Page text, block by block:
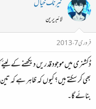
نیرنگ خیال
لائبریرین
فروری 7، 2013
ڈکشنری میں موجود قدریں دیکھنے کے
بھی کر سکتے ہیں؟ کیوں کہ ظاہر ہے کہ
بنائے گا۔